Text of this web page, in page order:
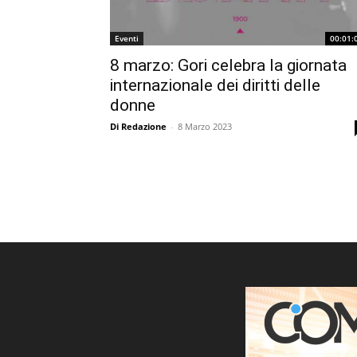
Eventi
8 marzo: Gori celebra la giornata
internazionale dei diritti delle
donne
Di Redazione - 8 Marzo 2023